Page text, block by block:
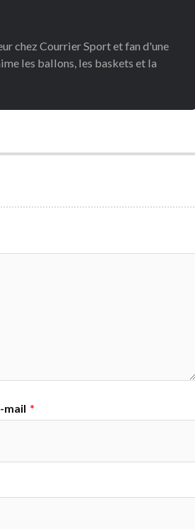
chez Courrier Sport et fan d'une
les ballons, les baskets et la
mail *